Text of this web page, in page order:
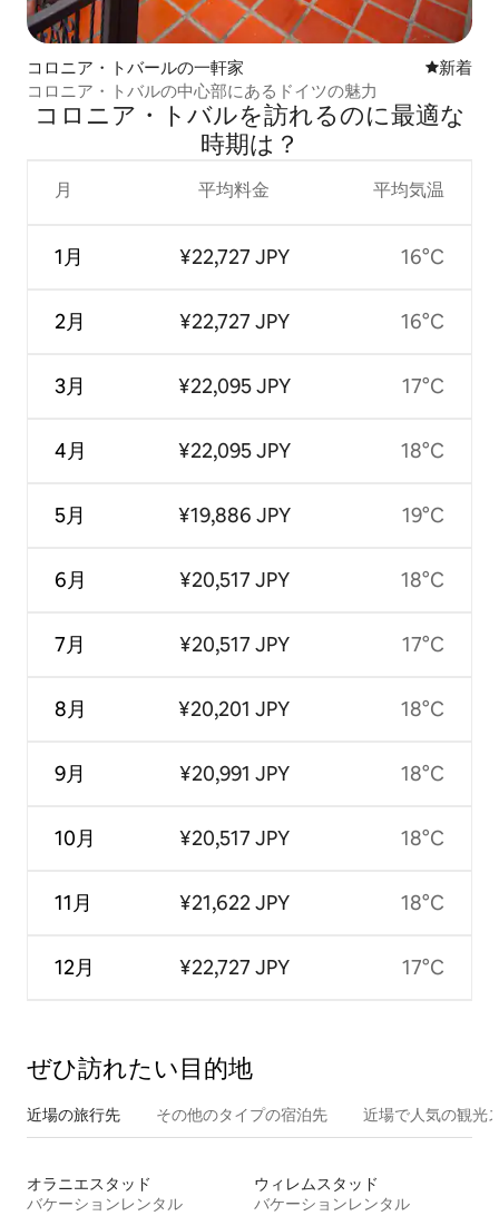
コロニア・トバールの一軒家 新しい宿
新着
コロニア・トバルの中心部にあるドイツの魅力
コロニア・トバルを訪⁠れ⁠るの⁠に最⁠適⁠な
時⁠期⁠は⁠？
月
1月
2月
3月
4月
5月
6月
7月
8月
9月
10月
11月
12月
平均料金
¥22,727 JPY
¥22,727 JPY
¥22,095 JPY
¥22,095 JPY
¥19,886 JPY
¥20,517 JPY
¥20,517 JPY
¥20,201 JPY
¥20,991 JPY
¥20,517 JPY
¥21,622 JPY
¥22,727 JPY
平均気温
16°C
16°C
17°C
18°C
19°C
18°C
17°C
18°C
18°C
18°C
18°C
17°C
ぜひ訪⁠れ⁠た⁠い目⁠的⁠地
近場の旅行先 その他のタ⁠イ⁠プ⁠の宿⁠泊⁠先 近場で人気の観光
オラニエスタッド
バケーションレンタル
ウィレムスタッド
バケーションレンタル